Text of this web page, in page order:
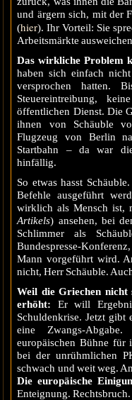
und ärgern sich, mit der
(hier). Ihr Vorteil: Sie
Arbeitsmärkte
Das wirkliche Problem
haben sich einfach
versprochen hatten.
Steuereintreibung,
öffentlichen Dienst. Die
ihnen von Schäuble
Flugzeug von Berlin
Startbahn – da war
hinfällig.
So etwas hasst
Befehle ausgeführt
wirklich als Mensch ist,
Artikels) ansehen, bei
Schlimmer als
Bundespresse-
Mann vorgeführt wird.
nicht, Herr Schäuble.
Weil die Griechen nicht
erhöht: Er will
Schuldenkrise. Jetzt gibt
eine Zwangs-
europäischen Bühne für
bei der unrühmlichen
schwach und weit weg.
Die europäische
Enteignung.